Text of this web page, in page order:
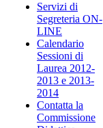
Servizi di
Segreteria ON-
LINE
Calendario
Sessioni di
Laurea 2012-
2013 e 2013-
2014
Contatta la
Commissione